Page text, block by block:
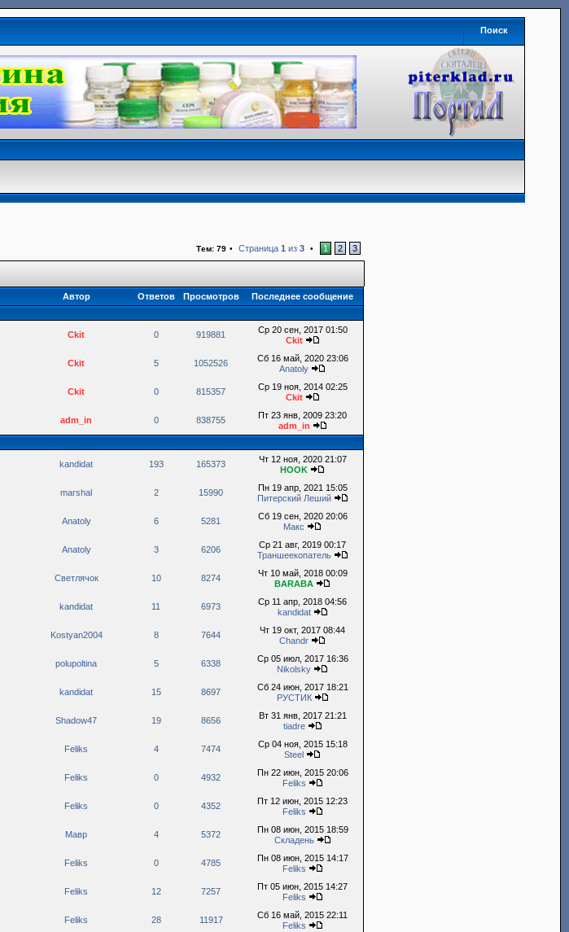
Поиск
Тем: 79 • Страница 1 из 3 • 1 2 3
Автор Ответов Просмотров Последнее сообщение
Ckit 0 919881
Ср 20 сен, 2017 01:50
Ckit
Ckit 5 1052526
Сб 16 май, 2020 23:06
Anatoly
Ckit 0 815357
Ср 19 ноя, 2014 02:25
Ckit
adm_in 0 838755
Пт 23 янв, 2009 23:20
adm_in
kandidat 193 165373
Чт 12 ноя, 2020 21:07
HOOK
marshal 2 15990
Пн 19 апр, 2021 15:05
Питерский Леший
Anatoly 6 5281
Сб 19 сен, 2020 20:06
Макс
Anatoly 3 6206
Ср 21 авг, 2019 00:17
Траншеекопатель
Светлячок 10 8274
Чт 10 май, 2018 00:09
BARABA
kandidat 11 6973
Ср 11 апр, 2018 04:56
kandidat
Kostyan2004 8 7644
Чт 19 окт, 2017 08:44
Chandr
polupoltina 5 6338
Ср 05 июл, 2017 16:36
Nikolsky
kandidat 15 8697
Сб 24 июн, 2017 18:21
РУСТИК
Shadow47 19 8656
Вт 31 янв, 2017 21:21
tiadre
Feliks 4 7474
Ср 04 ноя, 2015 15:18
Steel
Feliks 0 4932
Пн 22 июн, 2015 20:06
Feliks
Feliks 0 4352
Пт 12 июн, 2015 12:23
Feliks
Мавр 4 5372
Пн 08 июн, 2015 18:59
Складень
Feliks 0 4785
Пн 08 июн, 2015 14:17
Feliks
Feliks 12 7257
Пт 05 июн, 2015 14:27
Feliks
Feliks 28 11917
Сб 16 май, 2015 22:11
Feliks